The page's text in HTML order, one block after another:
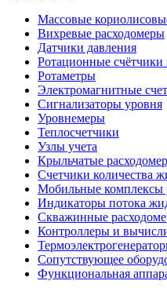
Массовые
Вихревые расходомеры
Датчики давления
Ротационные счётчики
Ротаметры
Электромагнитные
Сигнализаторы уровня
Уровнемеры
Теплосчетчики
Узлы учета
Крыльчатые
Счетчики количества
Мобильные комплексы
Индикаторы потока
Скважинные
Контроллеры и
Сопутствующее
Функциональная